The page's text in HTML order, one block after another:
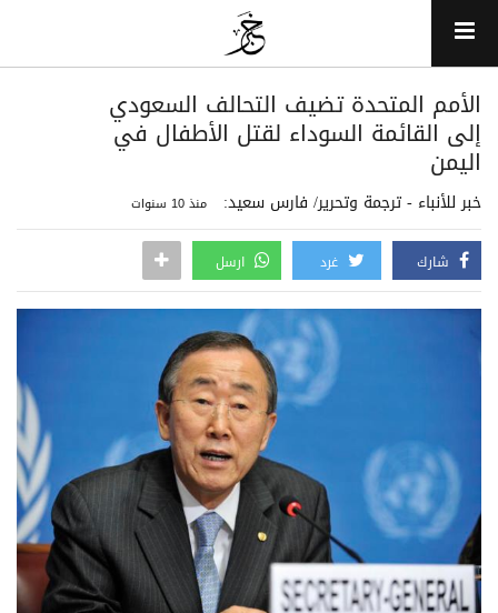
الأمم المتحدة تضيف التحالف السعودي
إلى القائمة السوداء لقتل الأطفال في
اليمن
خبر للأنباء - ترجمة وتحرير/ فارس سعيد: منذ 10 سنوات
شارك غرد ارسل